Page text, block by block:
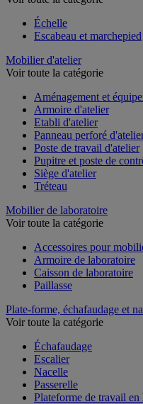
Échelle
Escabeau et marchepied
Mobilier d'atelier
Voir toute la catégorie
Aménagement et
Armoire d'atelier
Etabli d'atelier
Panneau perforé
Poste de travail d'atelier
Pupitre et poste de
Siège d'atelier
Tréteau
Mobilier de laboratoire
Voir toute la catégorie
Accessoires pour
Armoire de laboratoire
Caisson de laboratoire
Paillasse
Plate-forme, échafaudage et
Voir toute la catégorie
Échafaudage
Escalier
Nacelle
Passerelle
Plateforme de travail en